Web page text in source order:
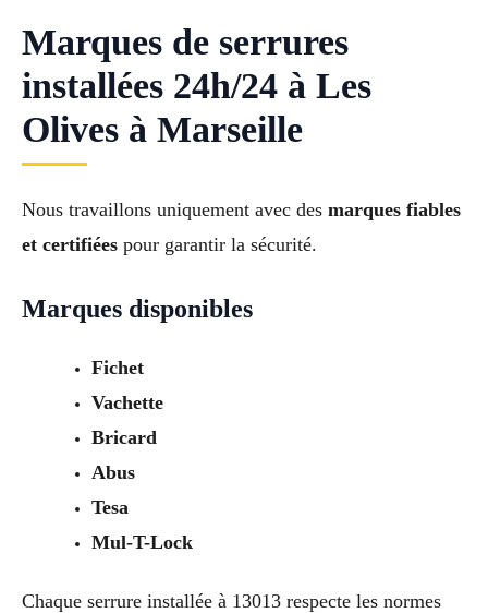
Marques de serrures
installées 24h/24 à Les
Olives à Marseille
Nous travaillons uniquement avec des marques fiables
et certifiées pour garantir la sécurité.
Marques disponibles
Fichet
Vachette
Bricard
Abus
Tesa
Mul-T-Lock
Chaque serrure installée à 13013 respecte les normes